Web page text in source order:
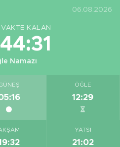
06.08.2026
VAKTE KALAN
Namazı
ÖĞLE
12:29
YATSI
21:02